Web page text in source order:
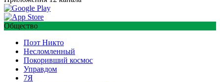
Общество
Поэт Никто
Несломленный
Покоривший космос
Управдом
7Я